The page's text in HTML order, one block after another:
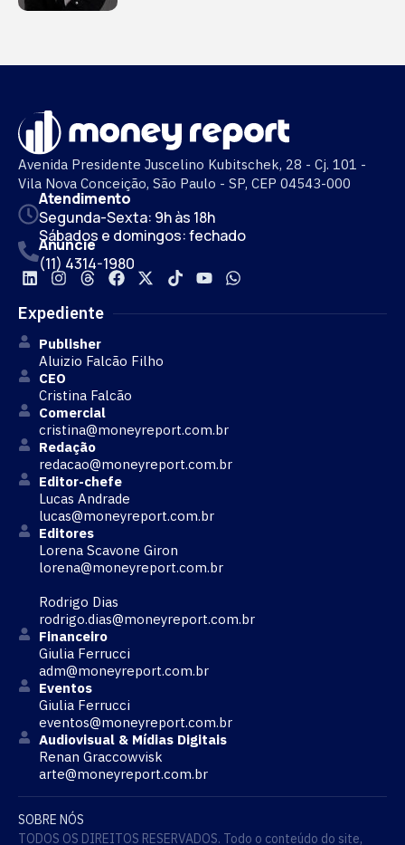
Avenida Presidente Juscelino Kubitschek, 28 - Cj. 101 -
Vila Nova Conceição, São Paulo - SP, CEP 04543-000
Atendimento
Segunda-Sexta: 9h às 18h
Sábados e domingos: fechado
Anuncie
(11) 4314-1980
Expediente
Publisher
Aluizio Falcão Filho
CEO
Cristina Falcão
Comercial
cristina@moneyreport.com.br
Redação
redacao@moneyreport.com.br
Editor-chefe
Lucas Andrade
lucas@moneyreport.com.br
Editores
Lorena Scavone Giron
lorena@moneyreport.com.br
Rodrigo Dias
rodrigo.dias@moneyreport.com.br
Financeiro
Giulia Ferrucci
adm@moneyreport.com.br
Eventos
Giulia Ferrucci
eventos@moneyreport.com.br
Audiovisual & Mídias Digitais
Renan Graccowvisk
arte@moneyreport.com.br
SOBRE NÓS
TODOS OS DIREITOS RESERVADOS. Todo o conteúdo do site,